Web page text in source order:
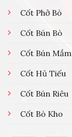
Cốt Phở Bò
Cốt Bún Bò
Cốt Bún Mắm
Cốt Hủ Tiếu
Cốt Bún Riêu
Cốt Bò Kho